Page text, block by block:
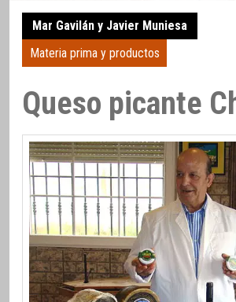
Mar Gavilán y Javier Muniesa
Materia prima y productos
Queso picante